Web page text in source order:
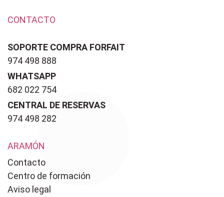
CONTACTO
SOPORTE COMPRA FORFAIT
974 498 888
WHATSAPP
682 022 754
CENTRAL DE RESERVAS
974 498 282
ARAMÓN
Contacto
Centro de formación
Aviso legal